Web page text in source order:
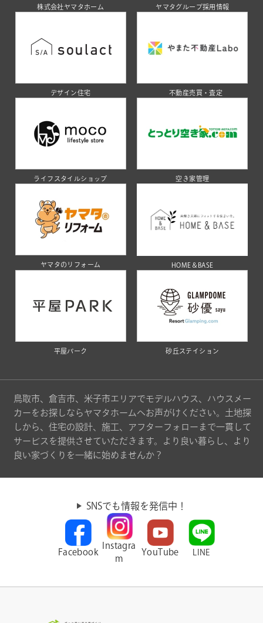
株式会社ヤマタホーム ヤマタグループ採用情報
デザイン住宅 不動産売買・査定
ライフスタイルショップ 空き家管理
ヤマタのリフォーム HOME＆BASE
平屋パーク 砂丘ステイション
鳥取市、倉吉市、米子市エリアでモデルハウス、ハウスメー
カーをお探しならヤマタホームへお声がけください。土地探
しから、住宅の設計、施工、アフターフォローまで一貫して
サービスを提供させていただきます。より良い暮らし、より
良い家づくりを一緒に始めませんか？
SNSでも情報を発信中！
Facebook
Instagra
m
YouTube LINE